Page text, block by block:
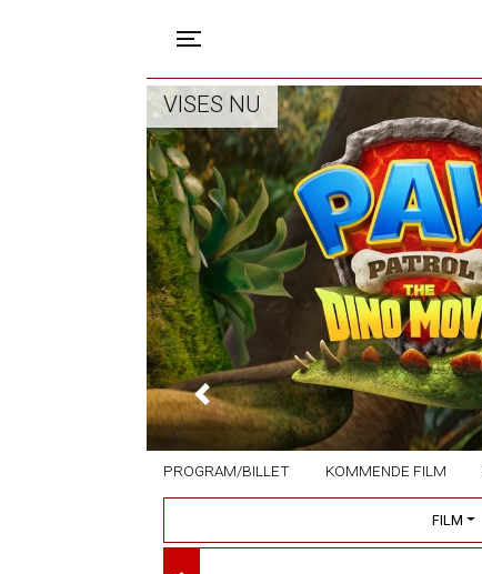
VISES NU
Previous
PROGRAM/BILLET KOMMENDE FILM
FILM